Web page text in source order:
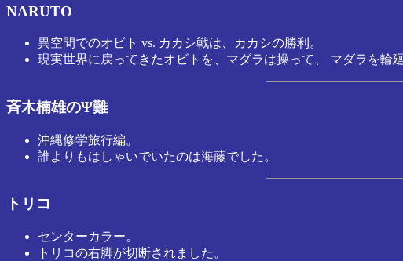
NARUTO
異空間でのオビト vs. カカシ戦は、カカシの勝利。
現実世界に戻ってきたオビトを、マダラは操って、 マダラを輪
斉木楠雄のΨ難
沖縄修学旅行編。
誰よりもはしゃいでいたのは海藤でした。
トリコ
センターカラー。
トリコの右脚が切断されました。